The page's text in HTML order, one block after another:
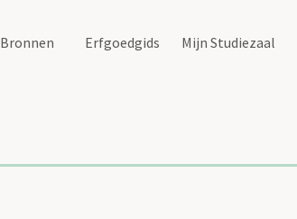
Bronnen Erfgoedgids Mijn Studiezaal